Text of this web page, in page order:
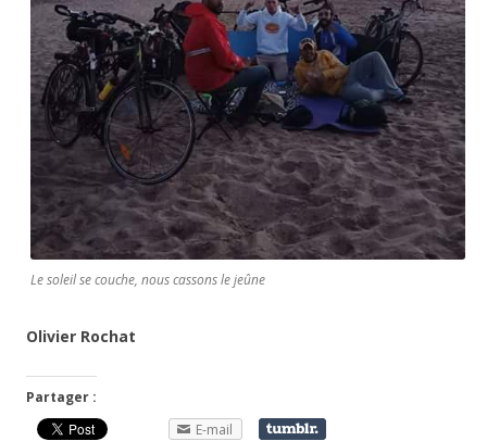
Le soleil se couche, nous cassons le jeûne
Olivier Rochat
Partager :
E-mail